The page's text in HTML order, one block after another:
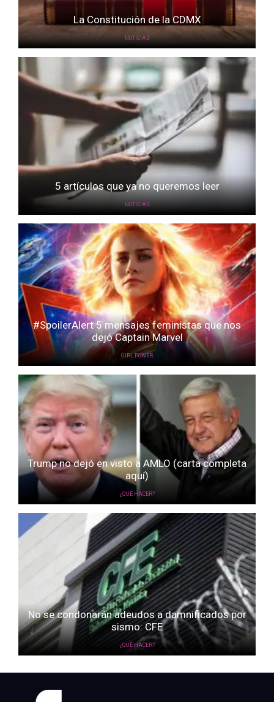
La Constitución de la CDMX
NOTICIAS
5 artículos que ya no queremos leer
NOTICIAS
#SpoilerAlert 5 mensajes feministas que nos
dejó Captain Marvel
GIRL POWER
Trump no dejó en visto a AMLO (carta completa
aquí)
¿QUÉ HACER?
No se condonarán adeudos a damnificados por
sismo: CFE
¿QUÉ HACER?